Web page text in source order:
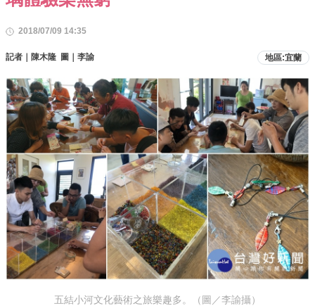
2018/07/09 14:35
記者｜陳木隆 圖｜李諭 地區:宜蘭
五結小河文化藝術之旅樂趣多。（圖／李諭攝）